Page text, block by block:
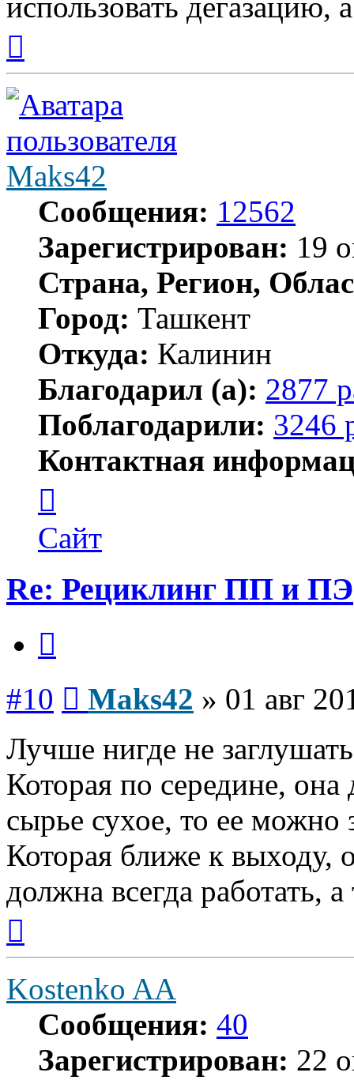
началу
Maks42
Сообщения: 12562
Зарегистрирован: 19
Страна, Регион,
Город: Ташкент
Откуда: Калинин
Благодарил (а): 2877
Поблагодарили: 3246
Контактная
пользователя
Maks42
Сайт
Re: Рециклинг ПП и ПЭ
#10 Maks42 » 01 авг
Лучше нигде не
Которая по середине,
сырье сухое, то ее можно
Которая ближе к выходу,
должна всегда работать,
началу
Kostenko AA
Сообщения: 40
Зарегистрирован: 22